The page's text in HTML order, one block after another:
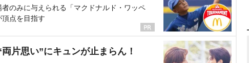
のみに与えられる「マクドナルド・ワッペ
点を目指す
片思い”にキュンが止まらん！